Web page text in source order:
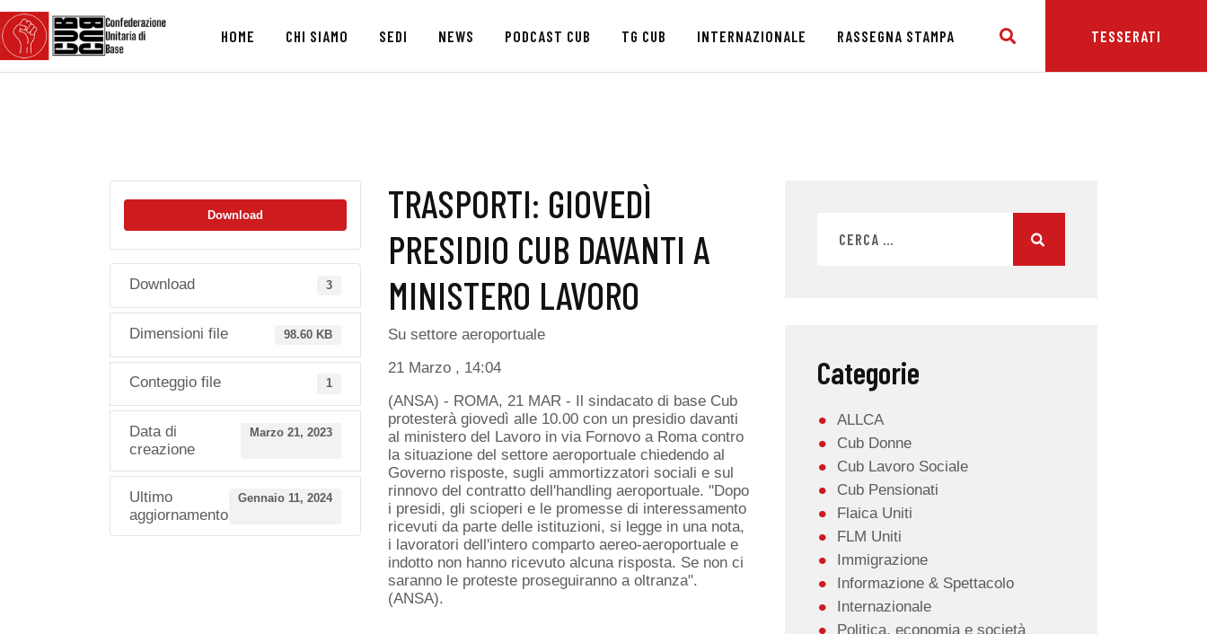
HOME CHI SIAMO SEDI NEWS PODCAST CUB TG CUB INTERNAZIONALE RASSEGNA STAMPA TESSERATI
HOME
CHI SIAMO
PODCAST CUB
TG CUB
INTERNAZIONALE
RASSEGNA STAMPA
Download
Download 3
Dimensioni file 98.60 KB
Conteggio file 1
Data di
creazione
Marzo 21, 2023
Ultimo
aggiornamento
Gennaio 11, 2024
TRASPORTI: GIOVEDÌ
PRESIDIO CUB DAVANTI A
MINISTERO LAVORO
Su settore aeroportuale
21 Marzo , 14:04
(ANSA) - ROMA, 21 MAR - Il sindacato di base Cub
protesterà giovedì alle 10.00 con un presidio davanti
al ministero del Lavoro in via Fornovo a Roma contro
la situazione del settore aeroportuale chiedendo al
Governo risposte, sugli ammortizzatori sociali e sul
rinnovo del contratto dell'handling aeroportuale. "Dopo
i presidi, gli scioperi e le promesse di interessamento
ricevuti da parte delle istituzioni, si legge in una nota,
i lavoratori dell'intero comparto aereo-aeroportuale e
indotto non hanno ricevuto alcuna risposta. Se non ci
saranno le proteste proseguiranno a oltranza".
(ANSA).
Categorie
ALLCA
Cub Donne
Cub Lavoro Sociale
Cub Pensionati
Flaica Uniti
FLM Uniti
Immigrazione
Informazione & Spettacolo
Internazionale
Politica, economia e società